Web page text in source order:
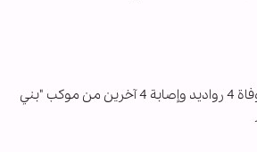
وفاة 4 رواديد وإصابة 4 آخرين من موكب "بني